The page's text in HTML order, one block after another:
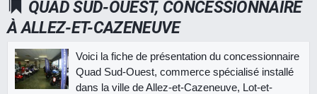
QUAD SUD-OUEST, CONCESSIONNAIRE
À ALLEZ-ET-CAZENEUVE
Voici la fiche de présentation du concessionnaire
Quad Sud-Ouest, commerce spécialisé installé
dans la ville de Allez-et-Cazeneuve, Lot-et-